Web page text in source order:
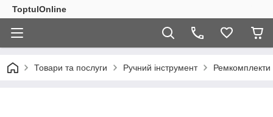
ToptulOnline
Товари та послуги Ручний інструмент